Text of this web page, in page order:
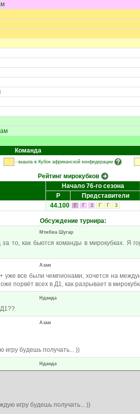
Команда
- вышла в Кубок африканской конфедерации
Рейтинг мирокубков
Начало 76-го сезона
Р
Представители
44.100 Г Г 3 Г Г 3
Обсуждение турнира:
Мтибва Шугар
то, как бьются команды в мирокубках. Я
Азам
уже все были чемпионами, хочется на
порвёт всех в Д1, как разрывает в
Нданда
Д1??
Азам
игру будешь получать... ))
Нданда
игру будешь получать... ))